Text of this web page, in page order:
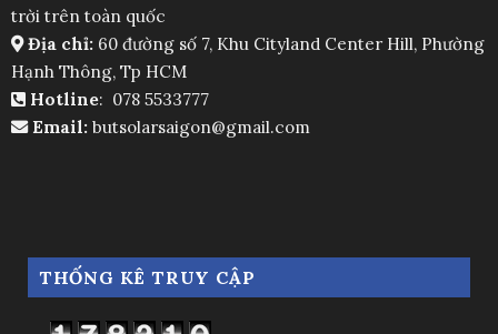
trời trên toàn quốc
Địa chỉ: 60 đường số 7, Khu Cityland Center Hill, Phường
Hạnh Thông, Tp HCM
Hotline: 078 5533777
Email:butsolarsaigon@gmail.com
THỐNG KÊ TRUY CẬP